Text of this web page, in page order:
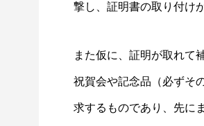
撃し、証明書の取り付け
また仮に、証明が取れて
祝賀会や記念品（必ずそ
求するものであり、先に